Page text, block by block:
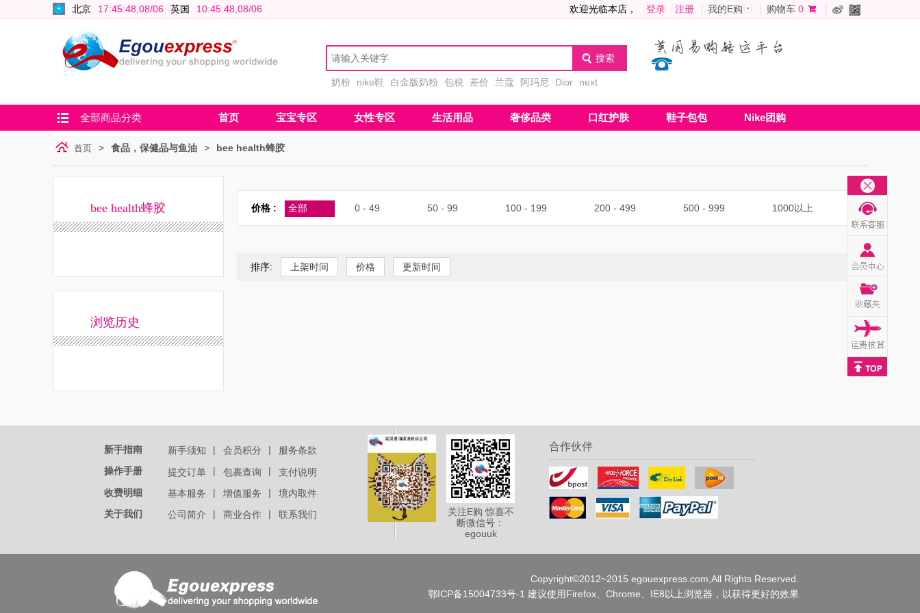
北京 17:45:49,08/06 英国 10:45:49,08/06 欢迎光临本店， 登录 注册 我的E购 购物车 0
奶粉 nike鞋 白金版奶粉 包税 差价 兰蔻 阿玛尼 Dior next
全部商品分类 首页 宝宝专区 女性专区 生活用品 奢侈品类 口红护肤 鞋子包包 Nike团购
首页 > 食品，保健品与鱼油 > bee health蜂胶
bee health蜂胶
浏览历史
价格 : 全部 0 - 49 50 - 99 100 - 199 200 - 499 500 - 999 1000以上
排序: 上架时间 价格 更新时间
新手指南 新手须知 | 会员积分 |
服务条款
操作手册
提交订单 | 包裹查询 |
支付说明
收费明细
基本服务 | 增值服务 |
境内取件
关于我们
公司简介 | 商业合作 | 联系我们
关注E购 惊喜不
断微信号：
egouuk
合作伙伴
Copyright©2012~2015 egouexpress.com,All Rights Reserved.
鄂ICP备15004733号-1 建议使用Firefox、Chrome、IE8以上浏览器，以获得更好的效果